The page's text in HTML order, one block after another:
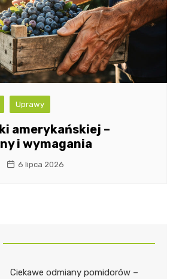
Uprawy
amerykańskiej –
i wymagania
6 lipca 2026
Ciekawe odmiany pomidorów –